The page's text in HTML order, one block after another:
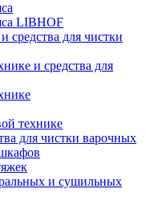
LIBHOF
средства для чистки
и средства для
технике
для чистки варочных
и сушильных